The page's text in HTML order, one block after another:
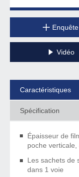
Enquête
Vidéo
Caractéristiques
Spécification
Épaisseur de
poche
Les sachets de
dans 1 voie